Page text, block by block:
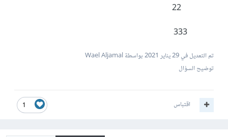
تم التعديل في29 يناير 2021
بواسطة Wael Aljamal
توضيح السؤال
1 اقتباس